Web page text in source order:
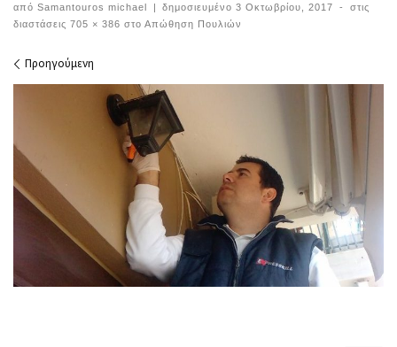
από Samantouros michael | δημοσιευμένο3 Οκτωβρίου, 2017 -
στις
διαστάσεις 705 × 386 στο Απώθηση Πουλιών
Περιήγηση εικόνων
Προηγούμενη